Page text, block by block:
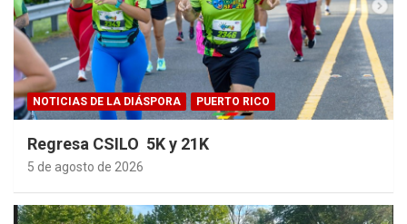
NOTICIAS DE LA DIÁSPORA PUERTO RICO
Regresa CSILO 5K y 21K
5 de agosto de 2026